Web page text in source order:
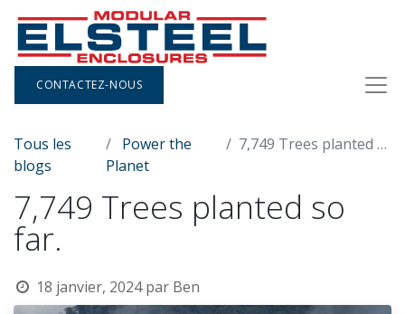
CONTACTEZ-NOUS
Tous les
blogs
Power the
Planet
7,749 Trees planted so far.
7,749 Trees planted so
far.
18 janvier, 2024 par Ben